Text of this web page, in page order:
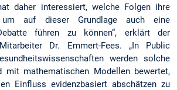
daher interessiert, welche Folgen ihre
um auf dieser Grundlage auch eine
führen zu können“, erklärt der
Dr. Emmert-Fees. „In Public
werden solche
mit mathematischen Modellen bewertet,
Einfluss evidenzbasiert abschätzen zu